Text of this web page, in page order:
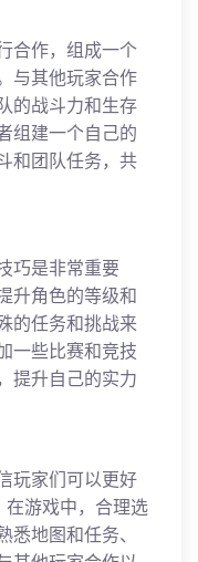
合作，组成一个
与其他玩家合作
的战斗力和生存
组建一个自己的
和团队任务，共
巧是非常重要
升角色的等级和
的任务和挑战来
一些比赛和竞技
提升自己的实力
玩家们可以更好
游戏中，合理选
地图和任务、